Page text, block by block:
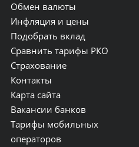
Обмен валюты
Инфляция и цены
Подобрать вклад
Сравнить тарифы РКО
Страхование
Контакты
Карта сайта
Вакансии банков
Тарифы мобильных
операторов